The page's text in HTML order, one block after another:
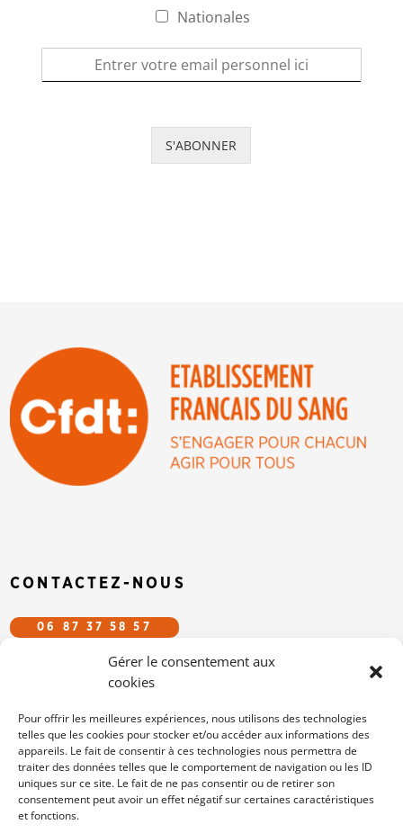
Gérer le consentement aux
cookies
Pour offrir les meilleures expériences, nous utilisons des technologies
telles que les cookies pour stocker et/ou accéder aux informations des
appareils. Le fait de consentir à ces technologies nous permettra de
traiter des données telles que le comportement de navigation ou les ID
uniques sur ce site. Le fait de ne pas consentir ou de retirer son
consentement peut avoir un effet négatif sur certaines caractéristiques
et fonctions.
Nationales
S'ABONNER
CONTACTEZ-NOUS
06 87 37 58 57
SUIVEZ-NOUS SUR LES RÉSEAUX
/cfdtefs
cfdt-efs